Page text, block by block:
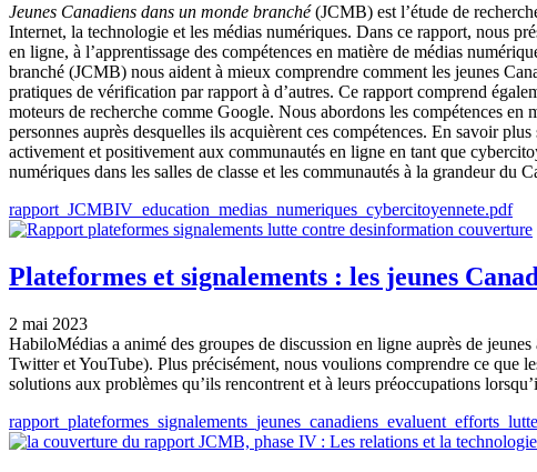
Jeunes Canadiens dans un monde branché(JCMB) est l’étude de
Internet, la technologie et les médias numériques. Dans ce rapport, nous
en ligne, à l’apprentissage des compétences en matière de médias
branché (JCMB) nous aident à mieux comprendre comment les jeunes
pratiques de vérification par rapport à d’autres. Ce rapport comprend
moteurs de recherche comme Google. Nous abordons les compétences
personnes auprès desquelles ils acquièrent ces compétences. En savoir
activement et positivement aux communautés en ligne en tant que
numériques dans les salles de classe et les communautés à la grandeur du
Document
rapport_JCMBIV_education_medias_numeriques_cybercitoyennete.pdf
Plateformes et signalements : les jeunes
2 mai 2023
HabiloMédias a animé des groupes de discussion en ligne auprès de
Twitter et YouTube). Plus précisément, nous voulions comprendre ce que
solutions aux problèmes qu’ils rencontrent et à leurs préoccupations
Document